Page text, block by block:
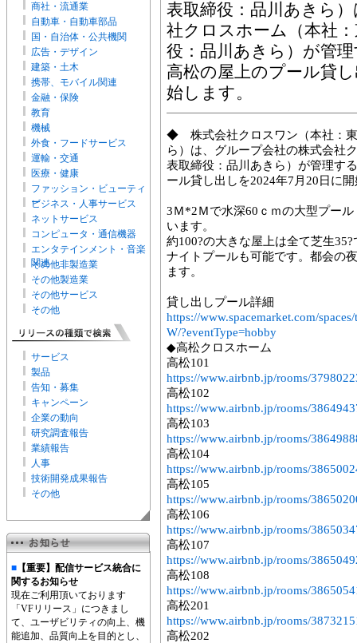
商社・流通業
自動車・自動車部品
国・自治体・公共機関
広告・デザイン
建築・土木
携帯、モバイル関連
金融・保険
教育
機械
外食・フードサービス
運輸・交通
医療・健康
ファッション・ビューティ
ー
ビジネス・人事サービス
ネットサービス
コンピュータ・通信機器
エンタテインメント・音楽
関連
その他非製造業
その他製造業
その他サービス
その他
サービス
製品
告知・募集
キャンペーン
企業の動向
研究調査報告
業績報告
人事
技術開発成果報告
その他
■ 【重要】配信サービス統合に
関するお知らせ
現在ご利用頂いております
「VFリリース」につきまし
て、ユーザビリティの向上、機
能追加、品質向上を目的とし、
表取締役：品川あきら
社クロスホーム（本社
役：品川あきら）が管
高松の屋上のプール貸
始します。
◆ 株式会社クロスワン（本社：東
ら）は、グループ会社の株式会社
表取締役：品川あきら）が管理す
ール貸し出しを2024年7月20日に
3Ｍ*2Ｍで水深60ｃｍの大型プー
います。
約100?の大きな屋上は全て芝生
ナイトプールも可能です。都会の
ます。
貸し出しプール詳細
https://www.spacemarket.com/
W/?eventType=hobby
◆高松クロスホーム
高松101
https://www.airbnb.jp/rooms/
高松102
https://www.airbnb.jp/rooms/
高松103
https://www.airbnb.jp/rooms/
高松104
https://www.airbnb.jp/rooms/
高松105
https://www.airbnb.jp/rooms/
高松106
https://www.airbnb.jp/rooms/
高松107
https://www.airbnb.jp/rooms/
高松108
https://www.airbnb.jp/rooms/
高松201
https://www.airbnb.jp/rooms/
高松202